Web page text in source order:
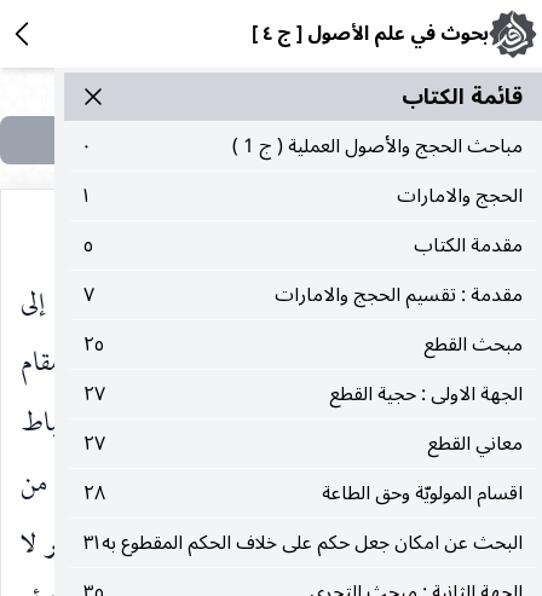
بحوث في علم الأصول [ ج ٤ ]
قائمة الکتاب
مباحث الحجج والأصول العملية ( ج 1 )
٠
الحجج والامارات
١
مقدمة الكتاب
٥
مقدمة : تقسيم الحجج والامارات
٧
مبحث القطع
٢٥
الجهة الاولى : حجية القطع
٢٧
معاني القطع
٢٧
اقسام المولويّة وحق الطاعة
٢٨
البحث عن امكان جعل حكم على خلاف الحكم المقطوع به٣١
يصل إِليها كما وصل إِليها البعض غاية الأمر بحاجة إلى
مزيد جهد وبذل وسع أكثر من المقدار اللازم في مقام
الاكتفاء بإجراء الأصول والقواعد العامة في الاستنباط
فدعوى الجزم ببطلانه ليس مجازفة ، إذ في كثير من
المواضع نقطع بأنه مهما اجتهد وبذل الجهد أكثر فأكثر لا